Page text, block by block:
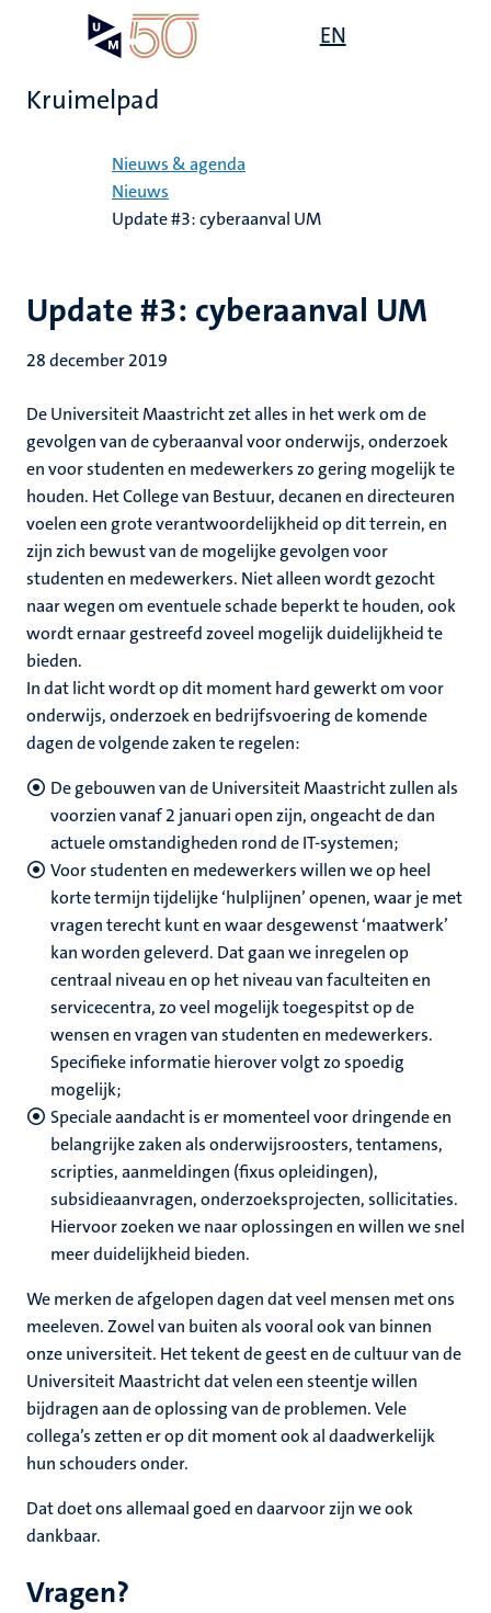
EN
Kruimelpad
Nieuws & agenda
Nieuws
Update #3: cyberaanval UM
Update #3: cyberaanval UM
28 december 2019
De Universiteit Maastricht zet alles in het werk om de
gevolgen van de cyberaanval voor onderwijs, onderzoek
en voor studenten en medewerkers zo gering mogelijk te
houden. Het College van Bestuur, decanen en directeuren
voelen een grote verantwoordelijkheid op dit terrein, en
zijn zich bewust van de mogelijke gevolgen voor
studenten en medewerkers. Niet alleen wordt gezocht
naar wegen om eventuele schade beperkt te houden, ook
wordt ernaar gestreefd zoveel mogelijk duidelijkheid te
bieden.
In dat licht wordt op dit moment hard gewerkt om voor
onderwijs, onderzoek en bedrijfsvoering de komende
dagen de volgende zaken te regelen:
De gebouwen van de Universiteit Maastricht zullen als
voorzien vanaf 2 januari open zijn, ongeacht de dan
actuele omstandigheden rond de IT-systemen;
Voor studenten en medewerkers willen we op heel
korte termijn tijdelijke ‘hulplijnen’ openen, waar je met
vragen terecht kunt en waar desgewenst ‘maatwerk’
kan worden geleverd. Dat gaan we inregelen op
centraal niveau en op het niveau van faculteiten en
servicecentra, zo veel mogelijk toegespitst op de
wensen en vragen van studenten en medewerkers.
Specifieke informatie hierover volgt zo spoedig
mogelijk;
Speciale aandacht is er momenteel voor dringende en
belangrijke zaken als onderwijsroosters, tentamens,
scripties, aanmeldingen (fixus opleidingen),
subsidieaanvragen, onderzoeksprojecten, sollicitaties.
Hiervoor zoeken we naar oplossingen en willen we snel
meer duidelijkheid bieden.
We merken de afgelopen dagen dat veel mensen met ons
meeleven. Zowel van buiten als vooral ook van binnen
onze universiteit. Het tekent de geest en de cultuur van de
Universiteit Maastricht dat velen een steentje willen
bijdragen aan de oplossing van de problemen. Vele
collega’s zetten er op dit moment ook al daadwerkelijk
hun schouders onder.
Dat doet ons allemaal goed en daarvoor zijn we ook
dankbaar.
Vragen?